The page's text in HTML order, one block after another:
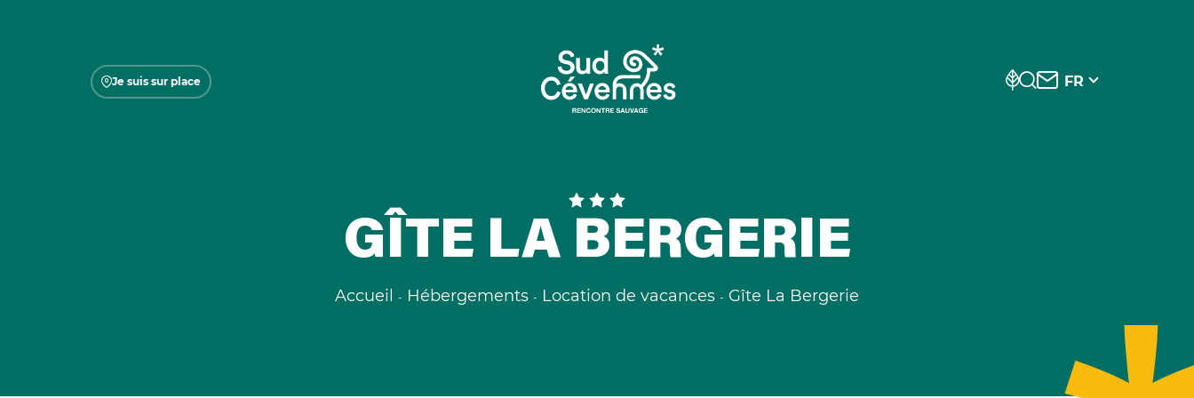
Je suis sur place FR
GÎTE LA BERGERIE
Accueil Hébergements Location de vacances Gîte La Bergerie